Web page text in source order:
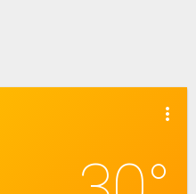
more_vert